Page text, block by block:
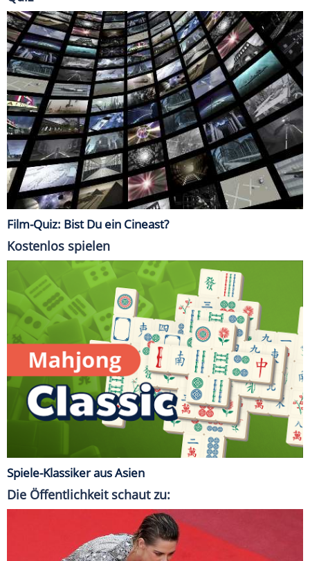
Film-Quiz: Bist Du ein Cineast?
Kostenlos spielen
Spiele-Klassiker aus Asien
Die Öffentlichkeit schaut zu: